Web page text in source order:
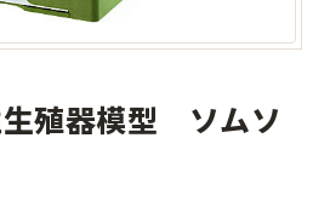
殖器模型 ソムソ